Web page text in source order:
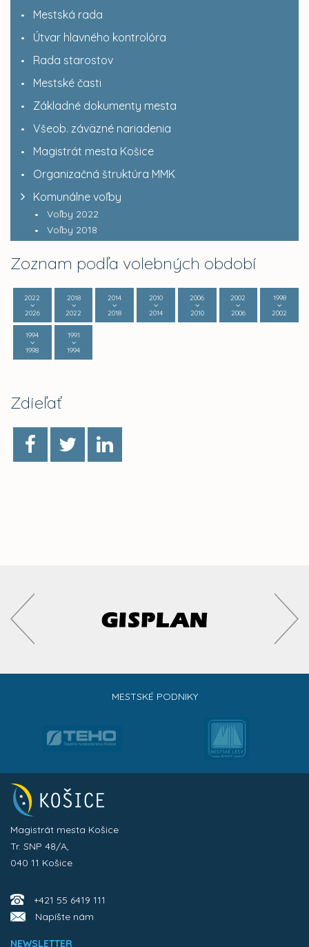
Mestská rada
Útvar hlavného kontrolóra
Rada starostov
Mestské časti
Základné dokumenty mesta
Všeob. záväzné nariadenia
Magistrát mesta Košice
Organizačná štruktúra MMK
Komunálne voľby
Voľby 2022
Voľby 2018
Zoznam podľa volebných období
2022
2026
2018
2022
2014
2018
2010
2014
2006
2010
2002
2006
1998
2002
1994
1998
1991
1994
Zdieľať
MESTSKÉ PODNIKY
Magistrát mesta Košice
Tr. SNP 48/A,
040 11 Košice
+421 55 6419 111
Napíšte nám
NEWSLETTER